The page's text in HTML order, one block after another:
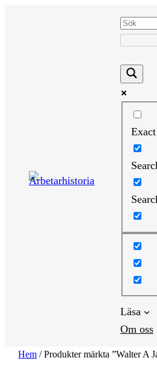
Läsa
Om oss
Hem / Produkter märkta ”Walter A